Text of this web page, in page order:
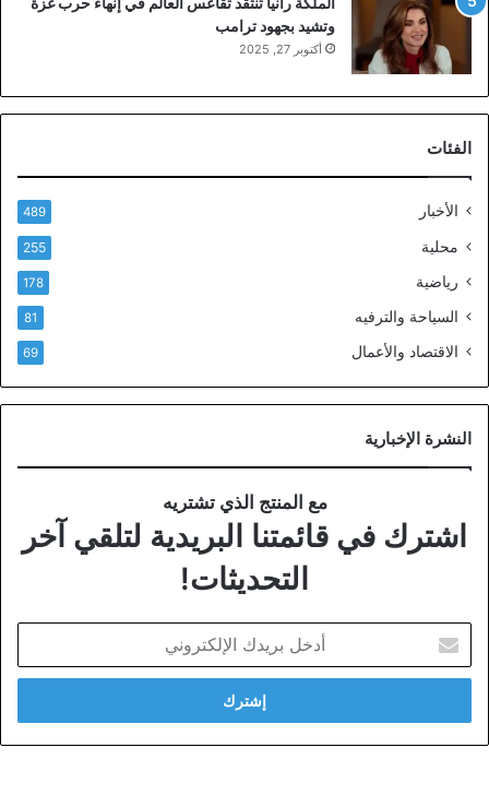
وتشيد بجهود ترامب
أكتوبر 27, 2025
الفئات
الأخبار 489
محلية 255
رياضية 178
السياحة والترفيه 81
الاقتصاد والأعمال 69
النشرة الإخبارية
مع المنتج الذي تشتريه
اشترك في قائمتنا البريدية لتلقي آخر
التحديثات!
بريدك
الإلكتروني